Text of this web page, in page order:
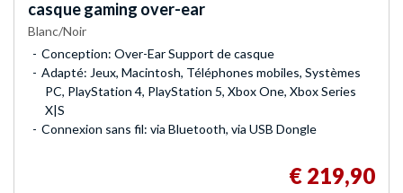
casque gaming over-ear
Blanc/Noir
Conception: Over-Ear Support de casque
Adapté: Jeux, Macintosh, Téléphones mobiles, Systèmes
PC, PlayStation 4, PlayStation 5, Xbox One, Xbox Series
X|S
Connexion sans fil: via Bluetooth, via USB Dongle
€ 219,90